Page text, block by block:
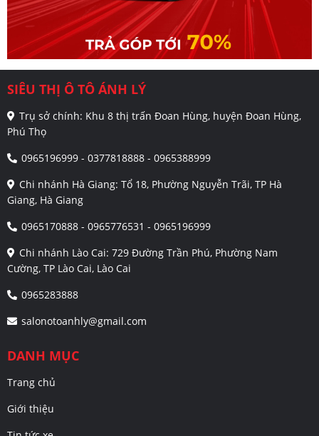
SIÊU THỊ Ô TÔ ÁNH LÝ
Trụ sở chính: Khu 8 thị trấn Đoan Hùng, huyện Đoan Hùng,
Phú Thọ
0965196999 - 0377818888 - 0965388999
Chi nhánh Hà Giang: Tổ 18, Phường Nguyễn Trãi, TP Hà
Giang, Hà Giang
0965170888 - 0965776531 - 0965196999
Chi nhánh Lào Cai: 729 Đường Trần Phú, Phường Nam
Cường, TP Lào Cai, Lào Cai
0965283888
salonotoanhly@gmail.com
DANH MỤC
Trang chủ
Giới thiệu